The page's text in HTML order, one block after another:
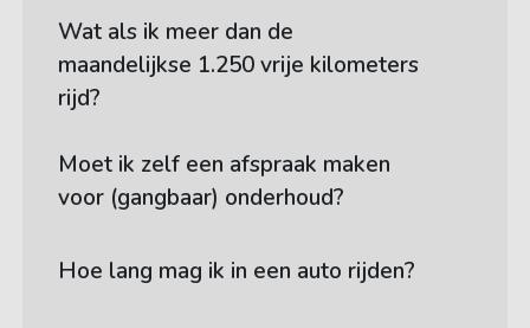
Wat als ik meer dan de
maandelijkse 1.250 vrije kilometers
rijd?
Moet ik zelf een afspraak maken
voor (gangbaar) onderhoud?
Hoe lang mag ik in een auto rijden?